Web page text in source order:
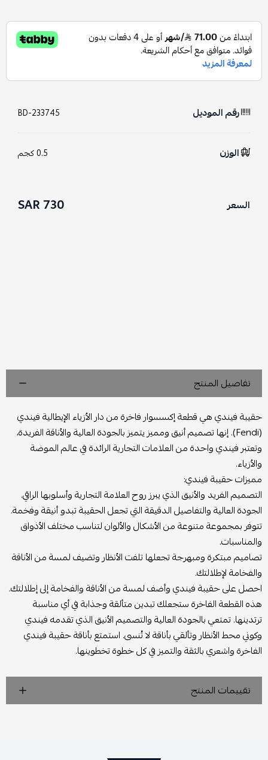
رقم الموديل BD-233745
الوزن 0.5 كجم
السعر 730 SAR
تفاصيل المنتج
حقيبة فيندي هي قطعة إكسسوار فاخرة من دار الأزياء الإيطالية فيندي
(Fendi). إنها تصميم أنيق ومميز يتميز بالجودة العالية والأناقة الفريدة،
وتعتبر فيندي واحدة من العلامات التجارية الرائدة في عالم الموضة
والأزياء.
مميزات حقيبة فيندي:
التصميم الفريد والأنيق الذي يبرز روح العلامة التجارية وأسلوبها الراقي.
الجودة العالية والتفاصيل الدقيقة التي تجعل الحقيبة تبدو أنيقة وفخمة.
تتوفر بمجموعة متنوعة من الأشكال والألوان لتناسب مختلف الأذواق
والمناسبات.
تصاميم مبتكرة ومبهرجة تجعلها تلفت الأنظار وتضيف لمسة من الأناقة
والفخامة لإطلالتك.
احصل على حقيبة فيندي وأضف لمسة من الأناقة والفخامة إلى إطلالتك.
هذه القطعة الفاخرة ستجعلك تبدين متألقة وجذابة في أي مناسبة
ترتدينها. تمتعي بالجودة العالية والتصميم الأنيق الذي تقدمه فيندي
وكوني محط الأنظار وتألقي بأناقة لا تُنسى. استمتع بأناقة حقيبة فيندي
الفاخرة واشعري بالثقة والتميز في كل خطوة تخطوينها.
تقييمات المنتج